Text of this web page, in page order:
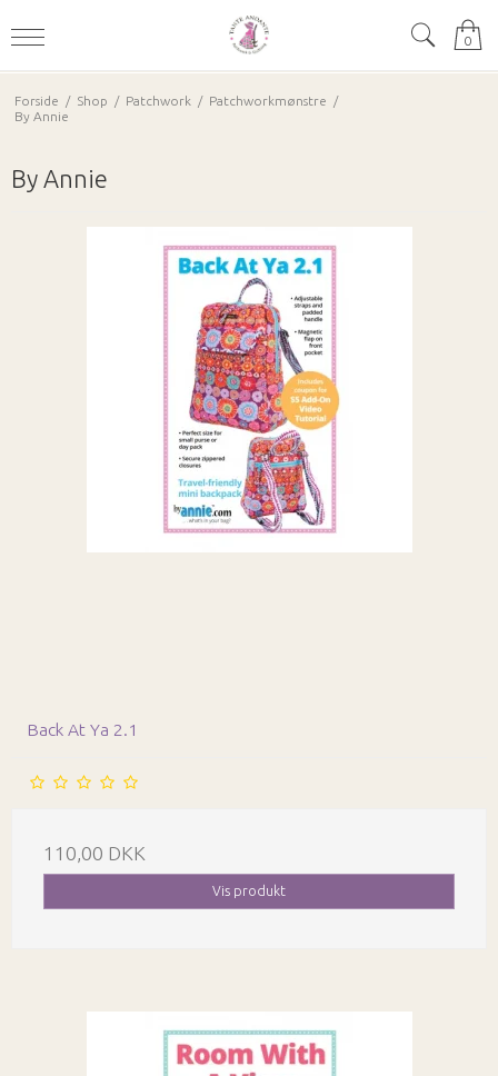
0
Forside / Shop / Patchwork / Patchworkmønstre
/
By Annie
By Annie
Back At Ya 2.1
110,00 DKK
Vis produkt